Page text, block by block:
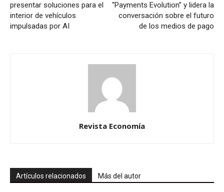
presentar soluciones para el
interior de vehículos
impulsadas por AI
“Payments Evolution” y lidera la
conversación sobre el futuro
de los medios de pago
Revista Economía
Artículos relacionados Más del autor